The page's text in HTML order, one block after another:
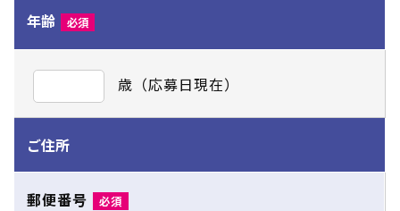
年齢 必須
歳（応募日現在）
ご住所
郵便番号 必須